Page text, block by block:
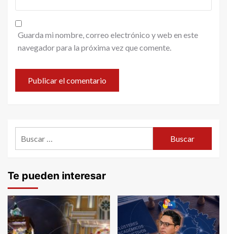
Guarda mi nombre, correo electrónico y web en este
navegador para la próxima vez que comente.
Te pueden interesar